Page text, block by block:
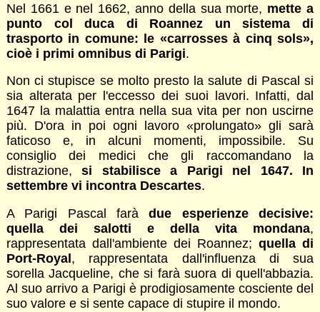
Nel 1661 e nel 1662, anno della sua morte, mette a
punto col duca di Roannez un sistema di
trasporto in comune: le «carrosses à cinq sols»,
cioè i primi omnibus di Parigi.
Non ci stupisce se molto presto la salute di Pascal si
sia alterata per l'eccesso dei suoi lavori. Infatti, dal
1647 la malattia entra nella sua vita per non uscirne
più. D'ora in poi ogni lavoro «prolungato» gli sarà
faticoso e, in alcuni momenti, impossibile. Su
consiglio dei medici che gli raccomandano la
distrazione,si stabilisce a Parigi nel 1647. In
settembre vi incontra Descartes.
A Parigi Pascal faràdue esperienze decisive:
quella dei salotti e della vita mondana,
rappresentata dall'ambiente dei Roannez;quella di
Port-Royal, rappresentata dall'influenza di sua
sorella Jacqueline, che si farà suora di quell'abbazia.
Al suo arrivo a Parigi è prodigiosamente cosciente del
suo valore e si sente capace di stupire il mondo.